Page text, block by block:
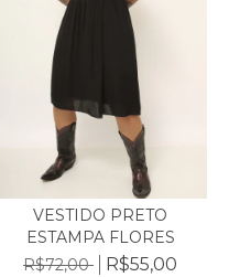
VESTIDO PRETO
ESTAMPA FLORES
R$72,00
R$55,00